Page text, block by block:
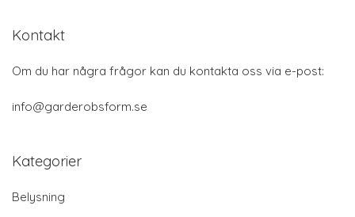
Kontakt
Om du har några frågor kan du kontakta oss via e-post:
info@garderobsform.se
Kategorier
Belysning